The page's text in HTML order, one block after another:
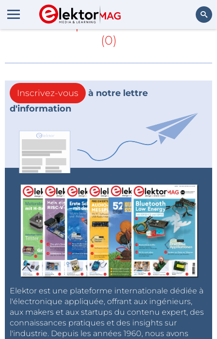
En savoir plus sur université
(0)
Inscrivez-vous
à notre lettre
d'information
Elektor est une plateforme internationale dédiée à
l'électronique appliquée, offrant aux ingénieurs,
aux makers et aux startups du contenu expert, des
connaissances pratiques et des insights sur
l'industrie. Depuis les années 1960, nous avons